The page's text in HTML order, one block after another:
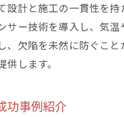
設計と施工の一貫性を
サー技術を導入し、気
、欠陥を未然に防ぐこ
します。
功事例紹介